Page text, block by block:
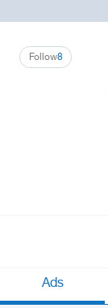
8
Follow
Ads